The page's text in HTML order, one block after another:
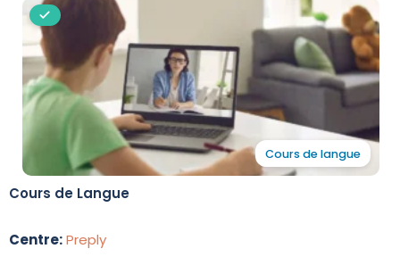
Cours de langue
Cours de Langue
Centre:Preply